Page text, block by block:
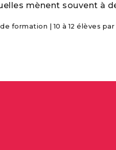
mènent souvent à
formation | 10 à 12 élèves par